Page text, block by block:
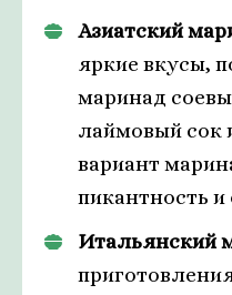
Азиатский
яркие вкусы,
маринад
лаймовый сок
вариант
пикантность и
Итальянский